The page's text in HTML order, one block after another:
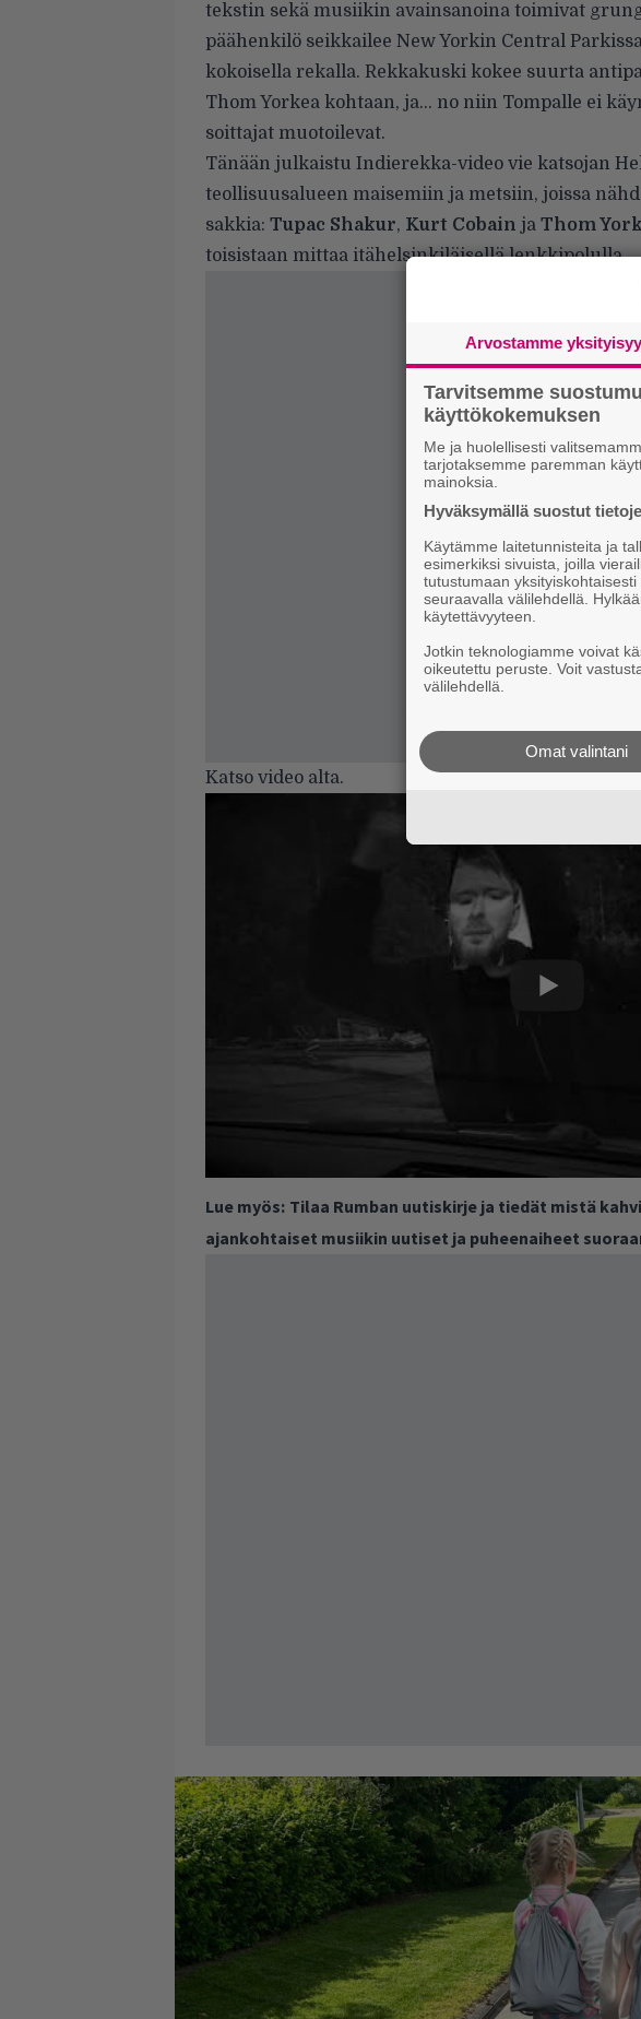
tekstin sekä musiikin avainsanoina toimivat
päähenkilö seikkailee New Yorkin Central
kokoisella rekalla. Rekkakuski kokee suurta
Thom Yorkea kohtaan, ja… no niin Tompalle ei
soittajat muotoilevat.
Tänään julkaistu Indierekka-video vie katsojan
teollisuusalueen maisemiin ja metsiin, joissa
sakkia: Tupac Shakur, Kurt Cobain ja Thom
toisistaan mittaa itähelsinkiläisellä lenkkipolulla.
Katso video alta.
Lue myös: Tilaa Rumban uutiskirje ja tiedät mistä
ajankohtaiset musiikin uutiset ja puheenaiheet
Arvostamme
Tarvitsemme
käyttökokemuksen
Me ja huolellisesti
tarjotaksemme paremman
mainoksia.
Hyväksymällä suostut
Käytämme laitetunnisteita ja
esimerkiksi sivuista, joilla
tutustumaan
seuraavalla välilehdellä.
käytettävyyteen.
Jotkin teknologiamme voivat
oikeutettu peruste. Voit
välilehdellä.
Omat valintani